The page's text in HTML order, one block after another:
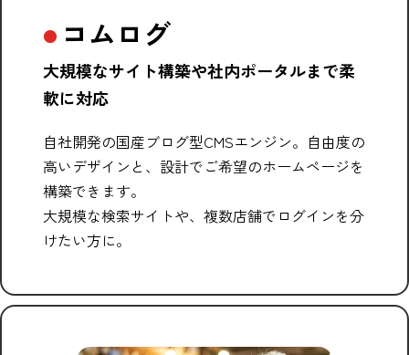
コムログ
大規模なサイト構築や社内ポータルまで柔
軟に対応
自社開発の国産ブログ型CMSエンジン。自由度の
高いデザインと、設計でご希望のホームページを
構築できます。
大規模な検索サイトや、複数店舗でログインを分
けたい方に。